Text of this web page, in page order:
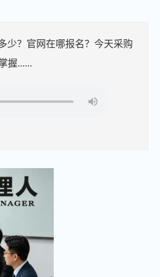
少？官网在哪报名？今天采购
握......